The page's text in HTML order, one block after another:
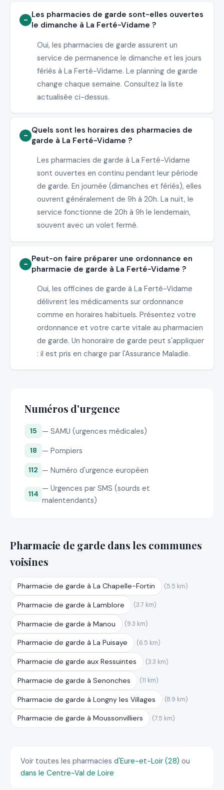
Les pharmacies de garde sont-elles ouvertes
le dimanche à La Ferté-Vidame ?
Oui, les pharmacies de garde assurent un
service de permanence le dimanche et les jours
fériés à La Ferté-Vidame. Le planning de garde
change chaque semaine. Consultez la liste
actualisée ci-dessus.
Quels sont les horaires des pharmacies de
garde à La Ferté-Vidame ?
Les pharmacies de garde à La Ferté-Vidame
sont ouvertes en continu pendant leur période
de garde. En journée (dimanches et fériés), elles
ouvrent généralement de 9h à 20h. La nuit, le
service fonctionne de 20h à 9h le lendemain,
souvent avec un volet fermé.
Peut-on faire préparer une ordonnance en
pharmacie de garde à La Ferté-Vidame ?
Oui, les officines de garde à La Ferté-Vidame
délivrent les médicaments sur ordonnance
comme en horaires habituels. Présentez votre
ordonnance et votre carte vitale au pharmacien
de garde. Un honoraire de garde peut s'appliquer
: il est pris en charge par l'Assurance Maladie.
Numéros d'urgence
15 — SAMU (urgences médicales)
18 — Pompiers
112 — Numéro d'urgence européen
114
— Urgences par SMS (sourds et
malentendants)
Pharmacie de garde dans les communes
voisines
Pharmacie de garde à La Chapelle-Fortin (5.5 km)
Pharmacie de garde à Lamblore (3.7 km)
Pharmacie de garde à Manou (9.3 km)
Pharmacie de garde à La Puisaye (6.5 km)
Pharmacie de garde aux Ressuintes (3.3 km)
Pharmacie de garde à Senonches (11 km)
Pharmacie de garde à Longny les Villages (8.9 km)
Pharmacie de garde à Moussonvilliers (7.5 km)
Voir toutes les pharmacies d'Eure-et-Loir (28) ou
dans le Centre-Val de Loire